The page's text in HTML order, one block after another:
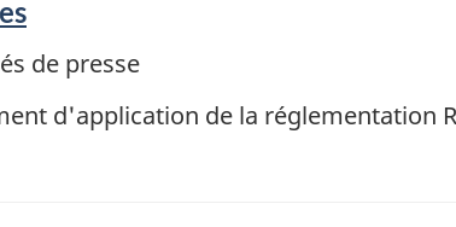
de presse
d'application de la réglementation